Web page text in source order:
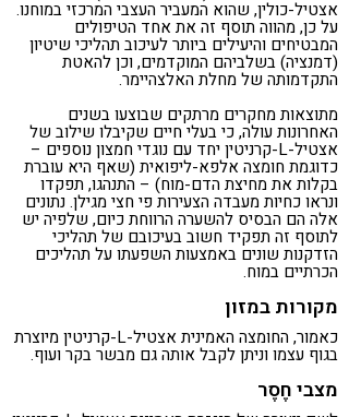
אצטיל-כולין, שהוא המעביר העצבי המרכזי במוחנו.
על כן, מהווה תוסף זה את אחד הטיפולים
המבטיחים והיעילים ביותר לעיכוב תהליכי שיטיון
(דמנציה) בשלביהם המוקדמים, וכן להאטת
התקדמותה של מחלת האלצהיימר.
מתוצאות מחקרים מרתקים שבוצעו בשנים
האחרונות עולה, כי בעלי חיים שקיבלו שילוב של
אצטיל-L-קרניטין יחד עם נוגדי חמצון נוספים –
כדוגמת חומצה אלפא-ליפואית (שאף היא עוברת
בקלות את מחיצת הדם-מוח) – התנהגו, תפקדו
ונראו כחיות מעבדה הצעירות פי חצי מגילן. נתונים
אלה הם הבסיס להשערה הרווחת כיום, שלפיה יש
לתוסף זה תפקיד חשוב בעיכובם של תהליכי
הזדקנות שונים באמצעות השפעתו על תהליכים
הכרתיים במוח.
מקורות במזון
כאמור, החומצה האמינית אצטיל-L-קרניטין מיוצרת
בגוף עצמו וניתן לקבל אותה גם מבשר בקר ועוף.
מצבי חֶסֶר